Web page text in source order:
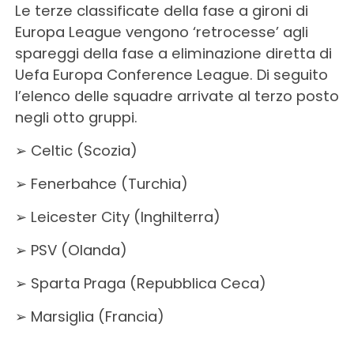
Le terze classificate della fase a gironi di
Europa League vengono ‘retrocesse’ agli
spareggi della fase a eliminazione diretta di
Uefa Europa Conference League. Di seguito
l’elenco delle squadre arrivate al terzo posto
negli otto gruppi.
➢ Celtic (Scozia)
➢ Fenerbahce (Turchia)
➢ Leicester City (Inghilterra)
➢ PSV (Olanda)
➢ Sparta Praga (Repubblica Ceca)
➢ Marsiglia (Francia)